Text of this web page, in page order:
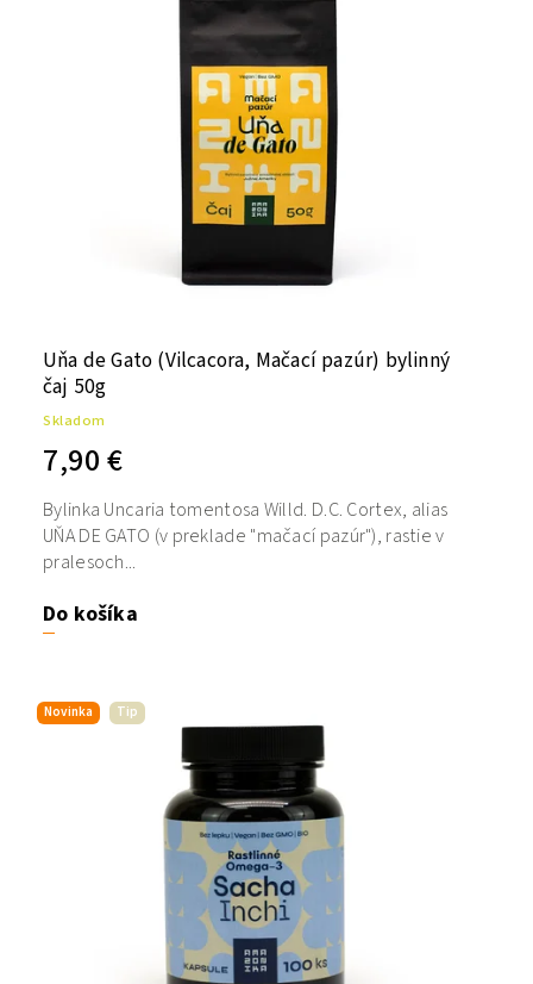
Uňa de Gato (Vilcacora, Mačací pazúr) bylinný
čaj 50g
Skladom
7,90 €
Do košíka
Bylinka Uncaria tomentosa Willd. D.C. Cortex, alias
UŇA DE GATO (v preklade "mačací pazúr"), rastie v
pralesoch...
Novinka Tip